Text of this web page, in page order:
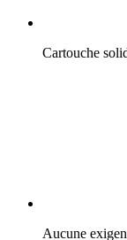
Cartouche
Aucune